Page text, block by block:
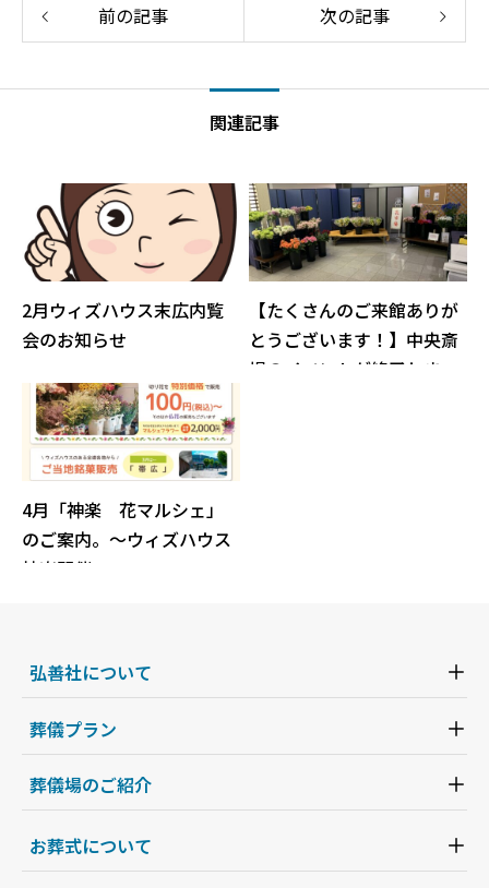
前の記事 次の記事
関連記事
2月ウィズハウス末広内覧
会のお知らせ
【たくさんのご来館ありが
とうございます！】中央斎
場のイベントが終了しまし
4月「神楽 花マルシェ」
のご案内。～ウィズハウス
神楽開催
弘善社について
葬儀プラン
葬儀場のご紹介
お葬式について